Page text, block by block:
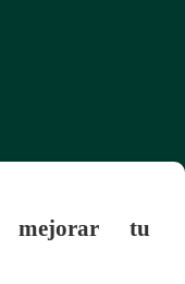
mejorar tu